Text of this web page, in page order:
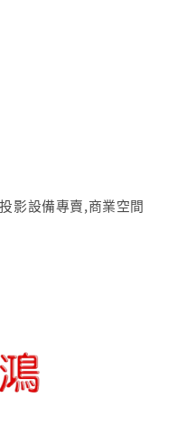
影設備專賣,商業空間